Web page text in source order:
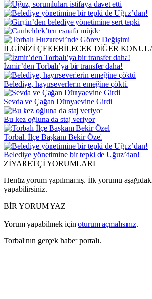
İLGİNİZİ ÇEKEBİLECEK DİĞER
İzmir’den Torbalı’ya bir transfer daha!
Belediye, hayırseverlerin emeğine çöktü
Sevda ve Çağan Dünyaevine Girdi
Bu kez oğluna da staj veriyor
Torbalı İlçe Başkanı Bekir Özel
Belediye yönetimine bir tepki de Uğuz’dan!
ZİYARETÇİ YORUMLARI
Henüz yorum yapılmamış. İlk yorumu
yapabilirsiniz.
BİR YORUM YAZ
Yorum yapabilmek için oturum açmalısınız.
Torbalının gerçek haber portalı.